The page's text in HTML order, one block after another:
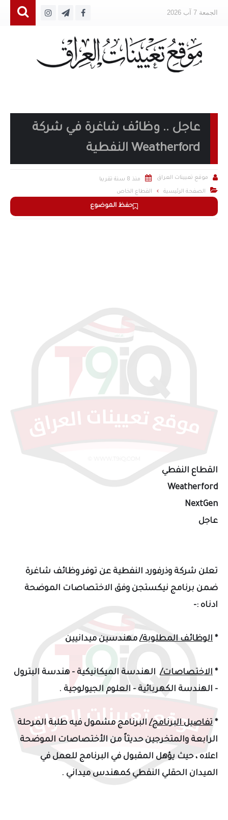
الجمعة 7 آب 2026
عاجل .. وظائف شاغرة في شركة
Weatherford النفطية
حفظ الموضوع
 موقع تعيينات العراق  منذ 8 سنة تقريبا
 الصفحة الرئيسية القطاع الخاص
القطاع النفطي
Weatherford
NextGen
عاجل
تعلن شركة وذرفورد النفطية عن توفر وظائف شاغرة
ضمن برنامج نيكستجن وفق الاختصاصات الموضحة
ادناه :-
* الوظائف المطلوبة/مهندسين ميدانيين
* الاختصاصات/الهندسة الميكانيكية - هندسة البترول
- الهندسة الكهربائية - العلوم الجيولوجية .
* تفاصيل البرنامج/البرنامج مشمول فيه طلبة المرحلة
الرابعة والمتخرجين حديثاً من الأختصاصات الموضحة
اعلاه ، حيث يؤهل المقبول في البرنامج للعمل في
الميدان الحقلي النفطي كمهندس ميداني .